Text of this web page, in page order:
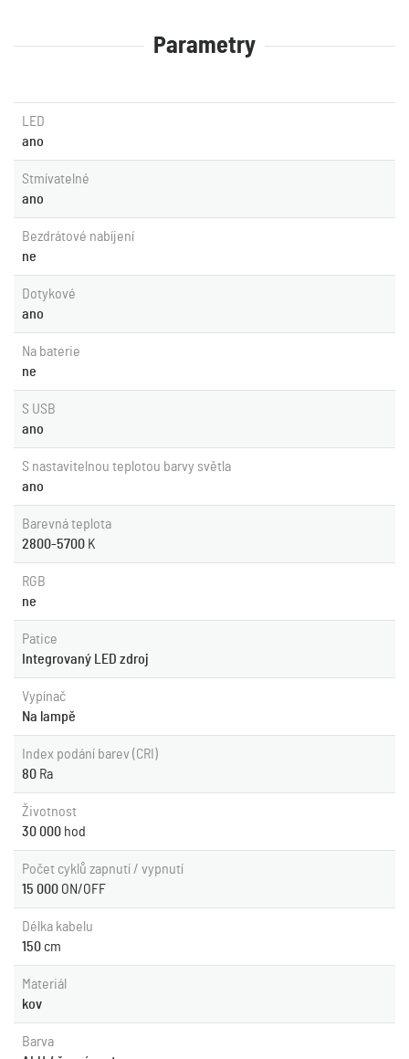
Parametry
LED
ano
Stmívatelné
ano
Bezdrátové nabíjení
ne
Dotykové
ano
Na baterie
ne
S USB
ano
S nastavitelnou teplotou barvy světla
ano
Barevná teplota
2800-5700 K
RGB
ne
Patice
Integrovaný LED zdroj
Vypínač
Na lampě
Index podání barev (CRI)
80 Ra
Životnost
30 000 hod
Počet cyklů zapnutí / vypnutí
15 000 ON/OFF
Délka kabelu
150 cm
Materiál
kov
Barva